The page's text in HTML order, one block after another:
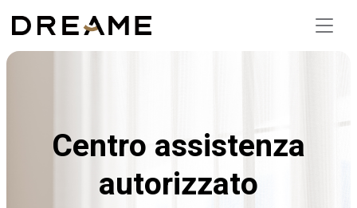
Centro assistenza
autorizzato